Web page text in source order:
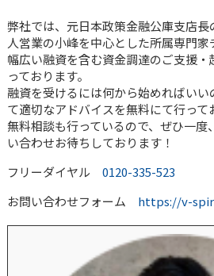
弊社では、元日本政策金融公庫支店
人営業の小峰を中心とした所属専門家
幅広い融資を含む資金調達のご支援
っております。
融資を受けるには何から始めればい
て適切なアドバイスを無料にて行って
無料相談も行っているので、ぜひ一度
い合わせお待ちしております！
フリーダイヤル 0120-335-523
お問い合わせフォーム https://v-